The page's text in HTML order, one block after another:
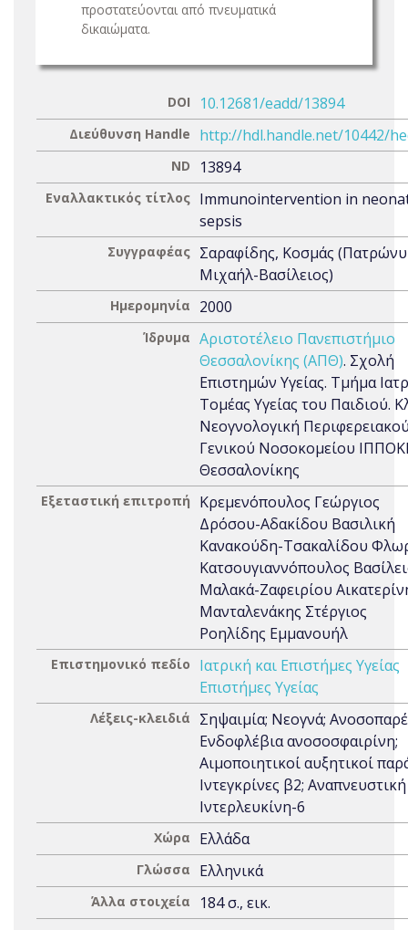
προστατεύονται από πνευματικά
δικαιώματα.
DOI 10.12681/eadd/13894
Διεύθυνση Handle http://hdl.handle.net/10442/
ND 13894
Εναλλακτικός τίτλος Immunointervention in
sepsis
Συγγραφέας Σαραφίδης, Κοσμάς
Μιχαήλ-Βασίλειος)
Ημερομηνία 2000
Ίδρυμα Αριστοτέλειο Πανεπιστήμιο
Θεσσαλονίκης (ΑΠΘ). Σχολή
Επιστημών Υγείας. Τμήμα
Τομέας Υγείας του Παιδιού.
Νεογνολογική
Γενικού Νοσοκομείου
Θεσσαλονίκης
Εξεταστική επιτροπή
Κρεμενόπουλος Γεώργιος
Δρόσου-Αδακίδου Βασιλική
Κανακούδη-Τσακαλίδου
Κατσουγιαννόπουλος
Μαλακά-Ζαφειρίου
Μανταλενάκης Στέργιος
Ροηλίδης Εμμανουήλ
Επιστημονικό πεδίο
Ιατρική και Επιστήμες Υγείας
Επιστήμες Υγείας
Λέξεις-κλειδιά
Σηψαιμία; Νεογνά;
Ενδοφλέβια ανοσοσφαιρίνη;
Αιμοποιητικοί αυξητικοί
Ιντεγκρίνες β2;
Ιντερλευκίνη-6
Χώρα Ελλάδα
Γλώσσα Ελληνικά
Άλλα στοιχεία 184 σ., εικ.